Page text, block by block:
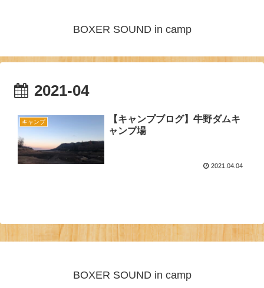
BOXER SOUND in camp
2021-04
キャンプ
【キャンプブログ】牛野ダムキ
ャンプ場
2021.04.04
BOXER SOUND in camp